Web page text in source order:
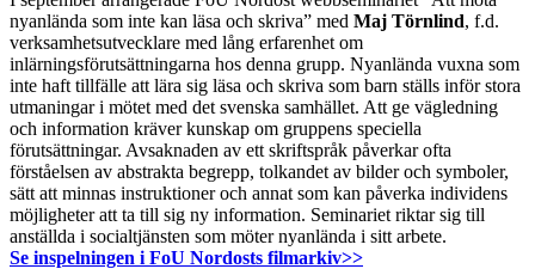
nyanlända som inte kan läsa och skriva” med Maj Törnlind, f.d.
verksamhetsutvecklare med lång erfarenhet om
inlärningsförutsättningarna hos denna grupp. Nyanlända vuxna som
inte haft tillfälle att lära sig läsa och skriva som barn ställs inför stora
utmaningar i mötet med det svenska samhället. Att ge vägledning
och information kräver kunskap om gruppens speciella
förutsättningar. Avsaknaden av ett skriftspråk påverkar ofta
förståelsen av abstrakta begrepp, tolkandet av bilder och symboler,
sätt att minnas instruktioner och annat som kan påverka individens
möjligheter att ta till sig ny information. Seminariet riktar sig till
anställda i socialtjänsten som möter nyanlända i sitt arbete.
Se inspelningen i FoU Nordosts filmarkiv>>